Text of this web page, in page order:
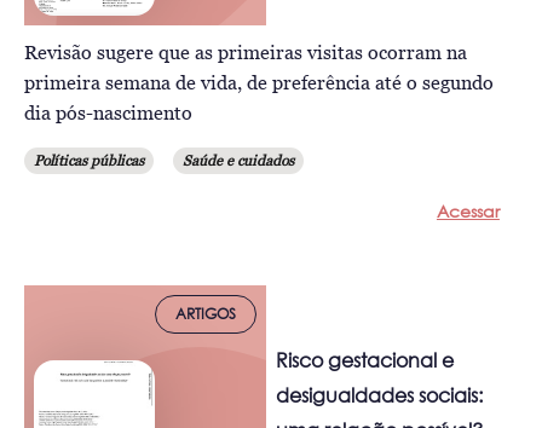
Revisão sugere que as primeiras visitas ocorram na
primeira semana de vida, de preferência até o segundo
dia pós-nascimento
Políticas públicas Saúde e cuidados
Acessar
ARTIGOS
Risco gestacional e
desigualdades sociais: